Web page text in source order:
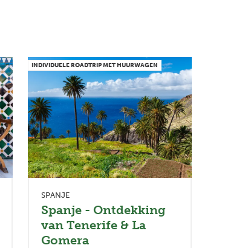
INDIVIDUELE ROADTRIP MET HUURWAGEN
SPANJE
Spanje - Ontdekking
van Tenerife & La
Gomera